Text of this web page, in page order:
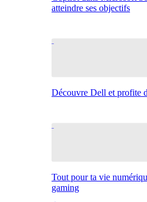
atteindre ses objectifs
Découvre Dell et profite
Tout pour ta vie
gaming